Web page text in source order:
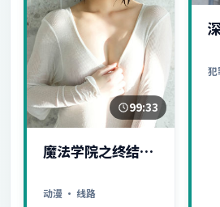
99:33
魔法学院之终结序
动漫 · 线路
犯